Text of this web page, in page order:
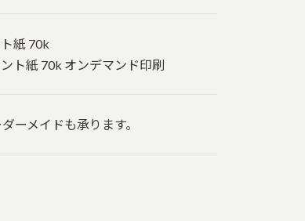
紙 70k
ト紙 70k オンデマンド印刷
ーメイドも承ります。